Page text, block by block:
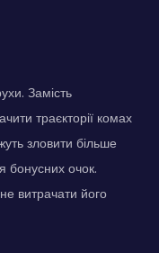
Замість
траєкторії комах
зловити більше
бонусних очок.
витрачати його